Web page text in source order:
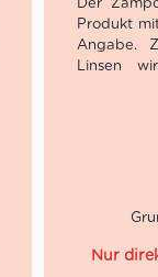
Produkt
Angabe.
Linsen
und oft
findest du
als
Wir
Unser